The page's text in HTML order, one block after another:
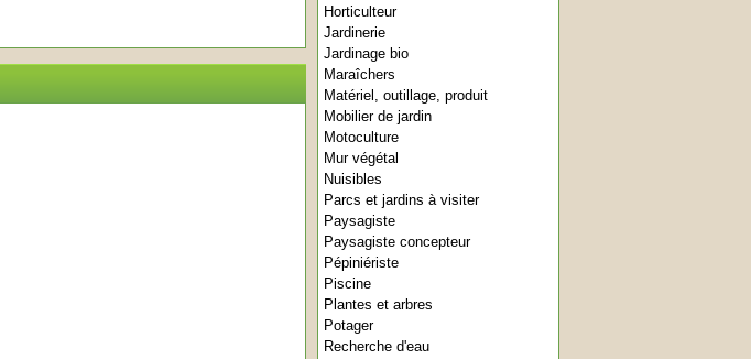
Horticulteur
Jardinerie
Jardinage bio
Maraîchers
Matériel, outillage, produit
Mobilier de jardin
Motoculture
Mur végétal
Nuisibles
Parcs et jardins à visiter
Paysagiste
Paysagiste concepteur
Pépiniériste
Piscine
Plantes et arbres
Potager
Recherche d'eau